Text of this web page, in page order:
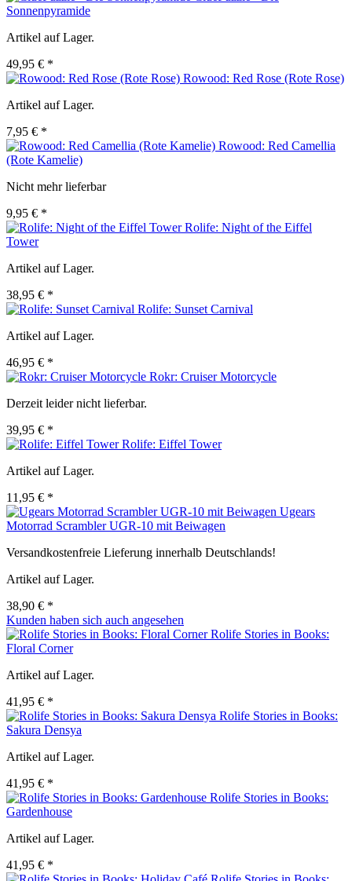
Sonnenpyramide
Artikel auf Lager.
49,95 € *
Rowood: Red Rose (Rote Rose)
Artikel auf Lager.
7,95 € *
Rowood: Red Camellia
(Rote Kamelie)
Nicht mehr lieferbar
9,95 € *
Rolife: Night of the Eiffel
Tower
Artikel auf Lager.
38,95 € *
Rolife: Sunset Carnival
Artikel auf Lager.
46,95 € *
Rokr: Cruiser Motorcycle
Derzeit leider nicht lieferbar.
39,95 € *
Rolife: Eiffel Tower
Artikel auf Lager.
11,95 € *
Ugears
Motorrad Scrambler UGR-10 mit Beiwagen
Versandkostenfreie Lieferung innerhalb Deutschlands!
Artikel auf Lager.
38,90 € *
Kunden haben sich auch angesehen
Rolife Stories in Books:
Floral Corner
Artikel auf Lager.
41,95 € *
Rolife Stories in Books:
Sakura Densya
Artikel auf Lager.
41,95 € *
Rolife Stories in Books:
Gardenhouse
Artikel auf Lager.
41,95 € *